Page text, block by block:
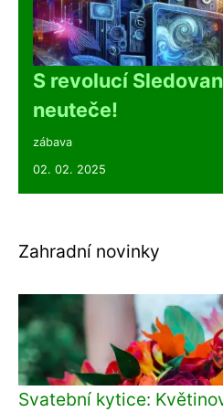
S revolucí
neuteče!
zábava
02. 02. 2025
Zahradní novinky
Svatební kytice: